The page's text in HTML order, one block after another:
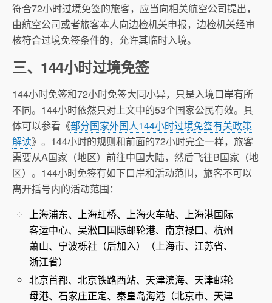
符合72小时过境免签的旅客，应当向相关航空公司提出，
由航空公司或者旅客本人向边检机关申报，边检机关经审
核符合过境免签条件的，允许其临时入境。
三、144小时过境免签
144小时免签和72小时免签大同小异，只是入境口岸有所
不同。144小时依然只对上文中的53个国家公民有效。具
体可以参看《部分国家外国人144小时过境免签有关政策
解读》。144小时的规则和前面的72小时完全一样，旅客
需要从A国家（地区）前往中国大陆，然后飞往B国家（地
区）。144小时免签有如下口岸和活动范围，旅客不可以
离开括号内的活动范围：
上海浦东、上海虹桥、上海火车站、上海港国际
客运中心、吴淞口国际邮轮港、南京禄口、杭州
萧山、宁波栎社（后加入）（上海市、江苏省、
浙江省）
北京首都、北京铁路西站、天津滨海、天津邮轮
母港、石家庄正定、秦皇岛海港（北京市、天津